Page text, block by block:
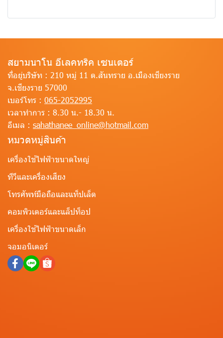
สยามนาโน อีเลคทริค เซนเตอร์
ที่อยู่บริษัท : 210 หมู่ 11 ต.สันทราย อ.เมืองเชียงราย
จ.เชียงราย 57000
เบอร์โทร : 065-2052995
เวลาทำการ : 8.30 น.- 18.30 น.
อีเมล : sahathanee_online@hotmail.com
หมวดหมู่สินค้า
เครื่องใช้ไฟฟ้าขนาดใหญ่
ทีวีและเครื่องเสียง
โทรศัพท์มือถือและแท็ปเล็ต
คอมพิวเตอร์และแล็ปท็อป
เครื่องใช้ไฟฟ้าขนาดเล็ก
จอมอนิเตอร์